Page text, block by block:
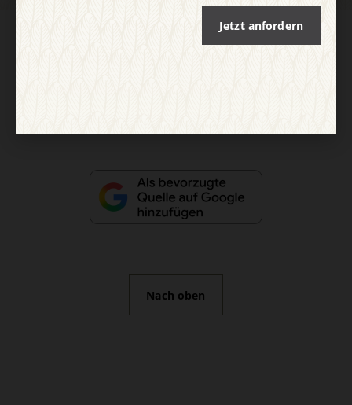
Nach oben
Jetzt anfordern